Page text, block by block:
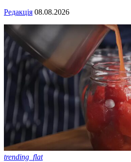
Редакція 08.08.2026
trending_flat